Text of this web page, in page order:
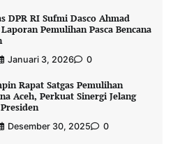
DPR RI Sufmi Dasco Ahmad
Pemulihan Pasca Bencana
Januari 3, 2026 0
Rapat Satgas Pemulihan
Aceh, Perkuat Sinergi Jelang
Desember 30, 2025 0